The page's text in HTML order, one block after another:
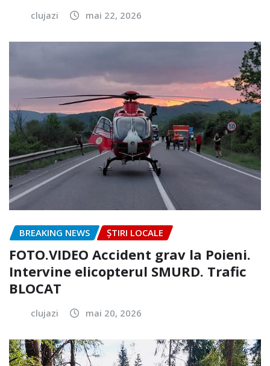
clujazi mai 22, 2026
BREAKING NEWS ȘTIRI LOCALE
FOTO.VIDEO Accident grav la Poieni.
Intervine elicopterul SMURD. Trafic
BLOCAT
clujazi mai 20, 2026